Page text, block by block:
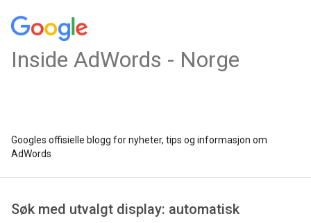
Inside AdWords - Norge
Googles offisielle blogg for nyheter, tips og informasjon om
AdWords
Søk med utvalgt display: automatisk